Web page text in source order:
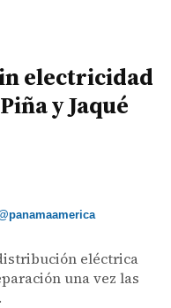
electricidad
y Jaqué
eléctrica
una vez las